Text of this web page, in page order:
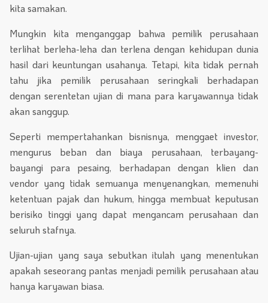
kita samakan.
Mungkin kita menganggap bahwa pemilik perusahaan
terlihat berleha-leha dan terlena dengan kehidupan dunia
hasil dari keuntungan usahanya. Tetapi, kita tidak pernah
tahu jika pemilik perusahaan seringkali berhadapan
dengan serentetan ujian di mana para karyawannya tidak
akan sanggup.
Seperti mempertahankan bisnisnya, menggaet investor,
mengurus beban dan biaya perusahaan, terbayang-
bayangi para pesaing, berhadapan dengan klien dan
vendor yang tidak semuanya menyenangkan, memenuhi
ketentuan pajak dan hukum, hingga membuat keputusan
berisiko tinggi yang dapat mengancam perusahaan dan
seluruh stafnya.
Ujian-ujian yang saya sebutkan itulah yang menentukan
apakah seseorang pantas menjadi pemilik perusahaan atau
hanya karyawan biasa.